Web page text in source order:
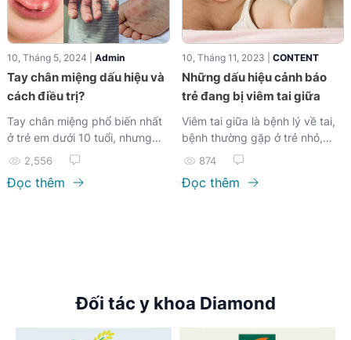
10, Tháng 5, 2024 | Admin
Tay chân miệng dấu hiệu và
cách điều trị?
Tay chân miệng phổ biến nhất
ở trẻ em dưới 10 tuổi, nhưng
cũng có thể ảnh hưởng đến trẻ
em lớn hơn và người lớn.
2,556
Đọc thêm
10, Tháng 11, 2023 | CONTENT
Những dấu hiệu cảnh báo
trẻ đang bị viêm tai giữa
Viêm tai giữa là bệnh lý về tai,
bệnh thường gặp ở trẻ nhỏ,
đặc biệt là vào thời điểm giao
874
Đọc thêm
Đối tác y khoa Diamond